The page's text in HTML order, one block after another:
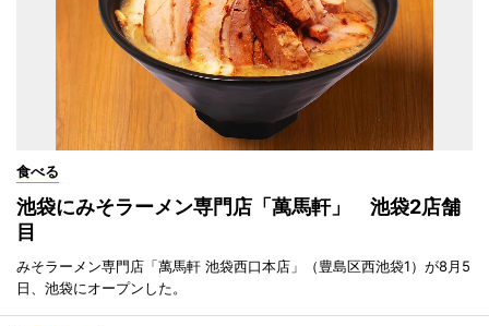
食べる
池袋にみそラーメン専門店「萬馬軒」 池袋2店舗
目
みそラーメン専門店「萬馬軒 池袋西口本店」（豊島区西池袋1）が8月5
日、池袋にオープンした。